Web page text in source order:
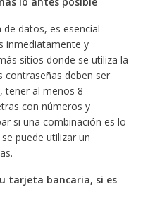
datos, es esencial
inmediatamente y
sitios donde se utiliza la
contraseñas deben ser
tener al menos 8
con números y
si una combinación es lo
puede utilizar un
tarjeta bancaria, si es